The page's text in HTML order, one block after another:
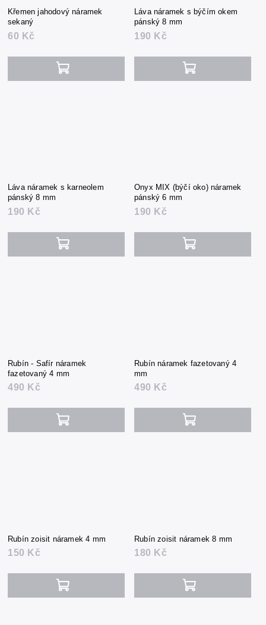
Křemen jahodový náramek
sekaný
60 Kč
Láva náramek s býčím okem
pánský 8 mm
190 Kč
Láva náramek s karneolem
pánský 8 mm
190 Kč
Onyx MIX (býčí oko) náramek
pánský 6 mm
190 Kč
Rubín - Safír náramek
fazetovaný 4 mm
490 Kč
Rubín náramek fazetovaný 4
mm
490 Kč
Rubín zoisit náramek 4 mm
150 Kč
Rubín zoisit náramek 8 mm
180 Kč